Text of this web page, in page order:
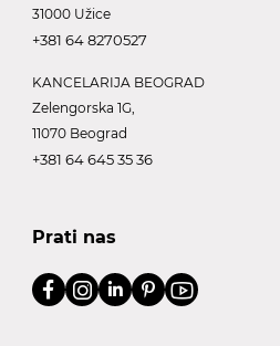
31000 Užice
+381 64 8270527
KANCELARIJA BEOGRAD
Zelengorska 1G,
11070 Beograd
+381 64 645 35 36
Prati nas